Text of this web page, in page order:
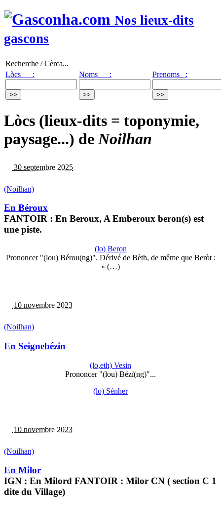
Nos lieux-dits
gascons
Recherche / Cèrca...
Lòcs :
Noms : Prenoms :
Lòcs (lieux-dits = toponymie,
paysage...) deNoilhan
30 septembre 2025
(Noilhan)
En Béroux
FANTOIR : En Beroux, A Emberoux beron(s) est
une piste.
(lo) Beron
Prononcer "(lou) Bérou(ng)". Dérivé de Bèth, de même que Beròt :
« (…)
10 novembre 2023
(Noilhan)
En Seignebézin
(lo,eth) Vesin
Prononcer "(lou) Bézï(ng)"...
(lo) Sénher
10 novembre 2023
(Noilhan)
En Milor
IGN : En Milord FANTOIR : Milor CN ( section C 1
dite du Village)